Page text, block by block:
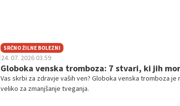
SRČNO ŽILNE BOLEZNI
24. 07. 2026 03.59
Globoka venska tromboza: 7 stvari, ki jih
Vas skrbi za zdravje vaših ven? Globoka venska tromboza
veliko za zmanjšanje tveganja.